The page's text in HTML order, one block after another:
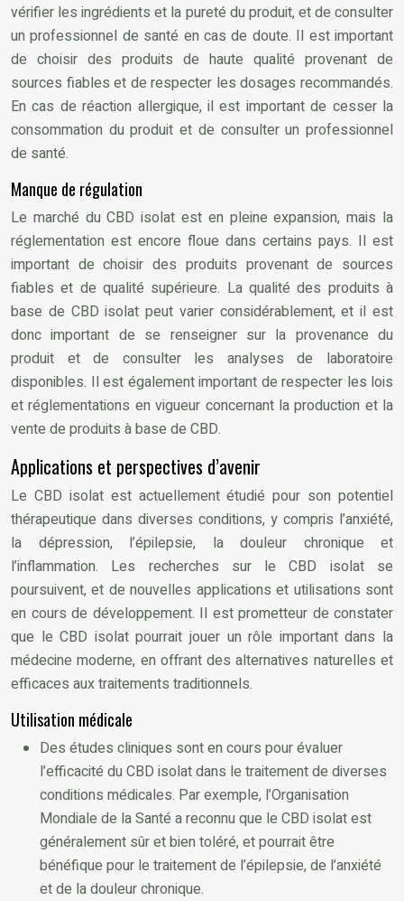
vérifier les ingrédients et la pureté du produit, et de consulter
un professionnel de santé en cas de doute. Il est important
de choisir des produits de haute qualité provenant de
sources fiables et de respecter les dosages recommandés.
En cas de réaction allergique, il est important de cesser la
consommation du produit et de consulter un professionnel
de santé.
Manque de régulation
Le marché du CBD isolat est en pleine expansion, mais la
réglementation est encore floue dans certains pays. Il est
important de choisir des produits provenant de sources
fiables et de qualité supérieure. La qualité des produits à
base de CBD isolat peut varier considérablement, et il est
donc important de se renseigner sur la provenance du
produit et de consulter les analyses de laboratoire
disponibles. Il est également important de respecter les lois
et réglementations en vigueur concernant la production et la
vente de produits à base de CBD.
Applications et perspectives d’avenir
Le CBD isolat est actuellement étudié pour son potentiel
thérapeutique dans diverses conditions, y compris l’anxiété,
la dépression, l’épilepsie, la douleur chronique et
l’inflammation. Les recherches sur le CBD isolat se
poursuivent, et de nouvelles applications et utilisations sont
en cours de développement. Il est prometteur de constater
que le CBD isolat pourrait jouer un rôle important dans la
médecine moderne, en offrant des alternatives naturelles et
efficaces aux traitements traditionnels.
Utilisation médicale
Des études cliniques sont en cours pour évaluer
l’efficacité du CBD isolat dans le traitement de diverses
conditions médicales. Par exemple, l’Organisation
Mondiale de la Santé a reconnu que le CBD isolat est
généralement sûr et bien toléré, et pourrait être
bénéfique pour le traitement de l’épilepsie, de l’anxiété
et de la douleur chronique.